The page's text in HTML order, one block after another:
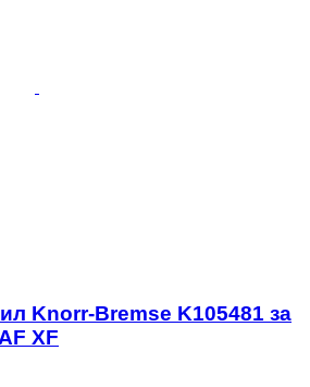
Knorr-Bremse K105481 за
XF